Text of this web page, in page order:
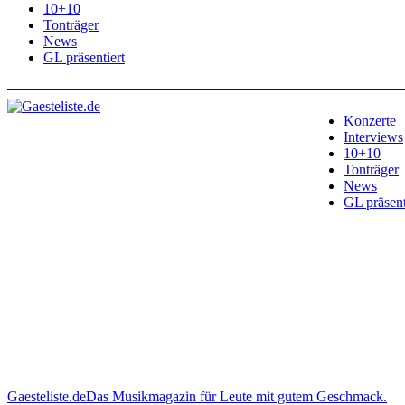
10+10
Tonträger
News
GL präsentiert
Konzerte
Interviews
10+10
Tonträger
News
GL
Gaesteliste.deDas Musikmagazin für Leute mit gutem Geschmack.